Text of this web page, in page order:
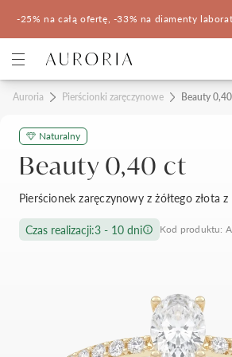
-25% na całą ofertę, -33% na diamenty
Kategorie
Pierścionki zaręczynowe
Pomocne
Konfigurator 3D
Salon Auroria Arkadia
Korzyści z zakupu
Auroria Pierścionki zaręczynowe Beauty
Naturalny
Beauty 0,40 ct
Pierścionek zaręczynowy z żółtego złota
Czas realizacji:3 - 10 dni Kod produktu: